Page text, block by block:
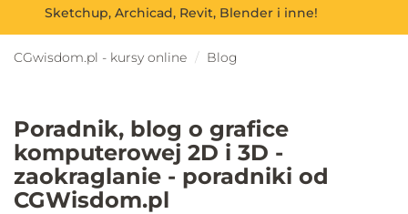
Sketchup, Archicad, Revit, Blender i inne!
CGwisdom.pl - kursy online Blog
Poradnik, blog o grafice
komputerowej 2D i 3D -
zaokraglanie - poradniki od
CGWisdom.pl